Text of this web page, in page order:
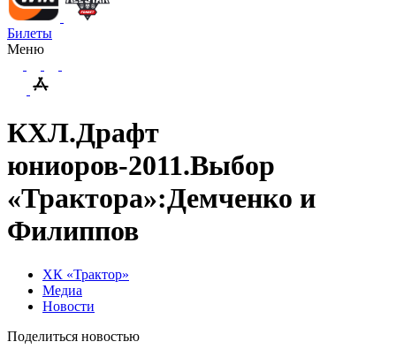
Билеты
Меню
КХЛ.Драфт
юниоров-2011.Выбор
«Трактора»:Демченко и
Филиппов
ХК «Трактор»
Медиа
Новости
Поделиться новостью